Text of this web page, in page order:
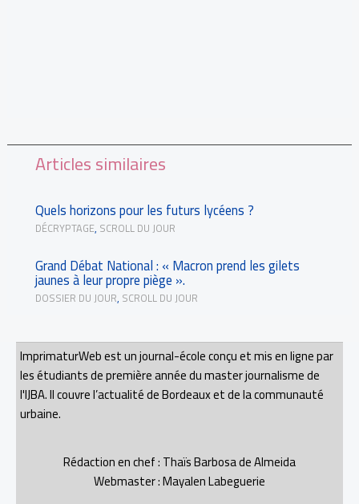
Articles similaires
Quels horizons pour les futurs lycéens ?
DÉCRYPTAGE, SCROLL DU JOUR
Grand Débat National : « Macron prend les gilets
jaunes à leur propre piège ».
DOSSIER DU JOUR, SCROLL DU JOUR
ImprimaturWeb est un journal-école conçu et mis en ligne par
les étudiants de première année du master journalisme de
l'IJBA. Il couvre l’actualité de Bordeaux et de la communauté
urbaine.
Rédaction en chef : Thaïs Barbosa de Almeida
Webmaster : Mayalen Labeguerie